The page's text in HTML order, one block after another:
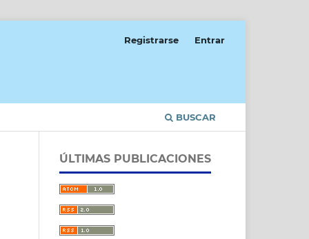
BUSCAR
Registrarse Entrar
ÚLTIMAS PUBLICACIONES